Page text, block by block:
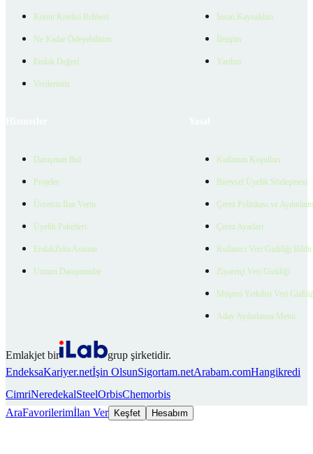
Konut Kredisi Rehberi
Ne Kadar Ödeyebilirim
Emlak Değeri
Verilerimiz
İnsan Kaynakları
İletişim
Yardım
Danışman Bul
Projeler
Ücretsiz İlan Verin
Üyelik Paketleri
EmlakZeka Asistan
Uzman Danışmanlar
Kullanım Koşulları
Bireysel Üyelik Sözleşmesi
Çerez Politikası ve
Çerez Ayarları
Kullanıcı Veri Gizliliği
Ziyaretçi Veri Gizliliği
Müşteri Yetkilisi Veri
Aday Aydınlatma Metni
Emlakjet bir
grup şirketidir.
EndeksaKariyer.netİşin OlsunSigortam.netArabam.comHangikredi
CimriNeredekalSteelOrbisChemorbis
AraFavorilerimİlan Ver Keşfet Hesabım